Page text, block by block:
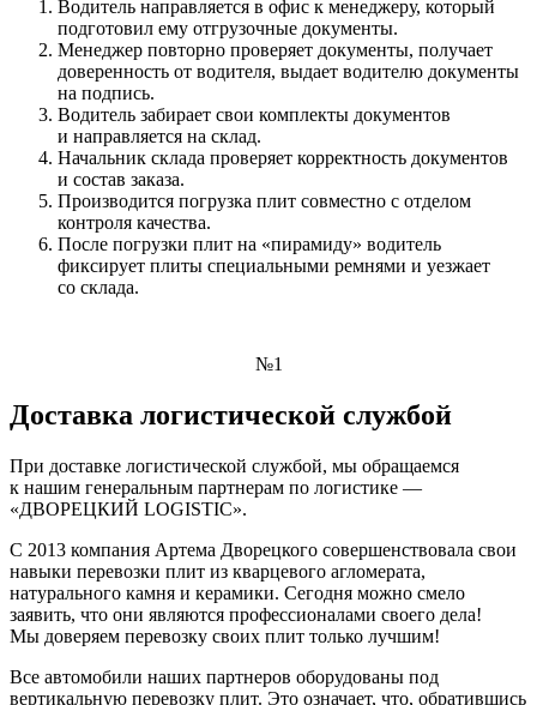
Водитель направляется в офис к менеджеру, который
подготовил ему отгрузочные документы.
Менеджер повторно проверяет документы, получает
доверенность от водителя, выдает водителю документы
на подпись.
Водитель забирает свои комплекты документов
и направляется на склад.
Начальник склада проверяет корректность документов
и состав заказа.
Производится погрузка плит совместно с отделом
контроля качества.
После погрузки плит на «пирамиду» водитель
фиксирует плиты специальными ремнями и уезжает
со склада.
№1
Доставка логистической службой
При доставке логистической службой, мы обращаемся
к нашим генеральным партнерам по логистике —
«ДВОРЕЦКИЙ LOGISTIC».
С 2013 компания Артема Дворецкого совершенствовала свои
навыки перевозки плит из кварцевого агломерата,
натурального камня и керамики. Сегодня можно смело
заявить, что они являются профессионалами своего дела!
Мы доверяем перевозку своих плит только лучшим!
Все автомобили наших партнеров оборудованы под
вертикальную перевозку плит. Это означает, что, обратившись